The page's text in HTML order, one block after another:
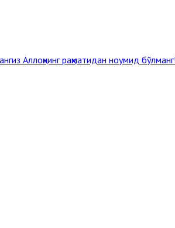
Аллоҳнинг раҳматидан ноумид